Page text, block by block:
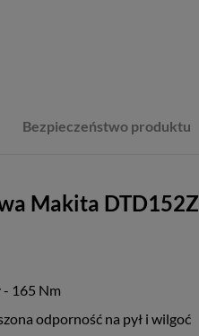
Bezpieczeństwo produktu
Makita DTD152Z
165 Nm
odporność na pył i wilgoć